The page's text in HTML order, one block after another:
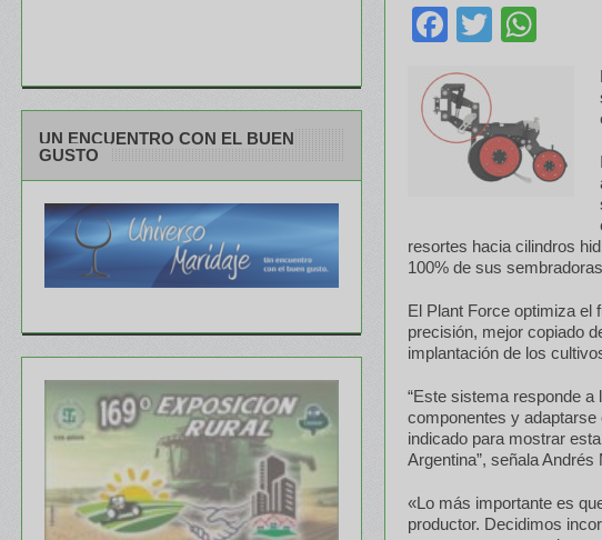
Facebook
Twitter
resortes hacia cilindros
100% de sus
El Plant Force optimiza el
precisión, mejor copiado
implantación de los
“Este sistema responde a
componentes y
indicado para mostrar
Argentina”, señala
«Lo más importante es
productor. Decidimos
UN ENCUENTRO CON EL BUEN
GUSTO